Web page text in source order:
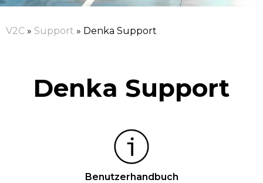
V2C » Support » Denka Support
Denka Support
Benutzerhandbuch